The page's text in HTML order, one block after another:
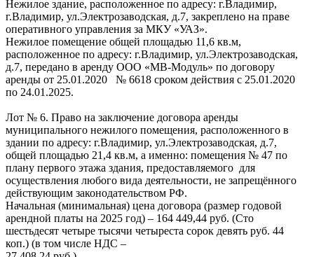
Нежилое здание, расположенное по адресу: г.Владимир,
г.Владимир, ул.Электрозаводская, д.7, закреплено на праве
оперативного управления за МКУ «УАЗ».
Нежилое помещение общей площадью 11,6 кв.м,
расположенное по адресу: г.Владимир, ул.Электрозаводская,
д.7, передано в аренду ООО «МВ-Модуль» по договору
аренды от 25.01.2020 № 6618 сроком действия с 25.01.2020
по 24.01.2025.
Лот № 6. Право на заключение договора аренды
муниципального нежилого помещения, расположенного в
здании по адресу: г.Владимир, ул.Электрозаводская, д.7,
общей площадью 21,4 кв.м, а именно: помещения № 47 по
плану первого этажа здания, предоставляемого для
осуществления любого вида деятельности, не запрещённого
действующим законодательством РФ.
Начальная (минимальная) цена договора (размер годовой
арендной платы на 2025 год) – 164 449,44 руб. (Сто
шестьдесят четыре тысячи четыреста сорок девять руб. 44
коп.) (в том числе НДС –